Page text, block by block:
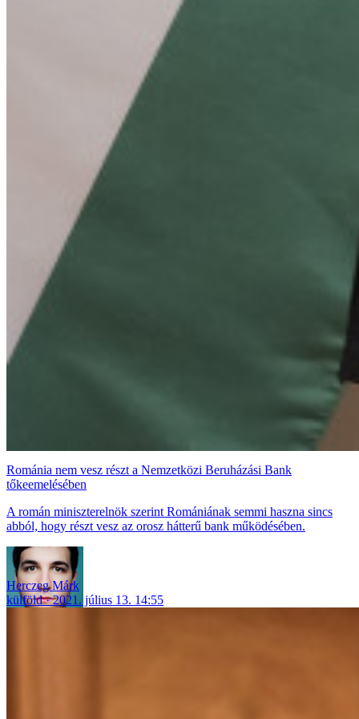
Románia nem vesz részt a Nemzetközi Beruházási Bank
tőkeemelésében
A román miniszterelnök szerint Romániának semmi haszna sincs
abból, hogy részt vesz az orosz hátterű bank működésében.
Herczeg Márk
külföld
2021. július 13. 14:55